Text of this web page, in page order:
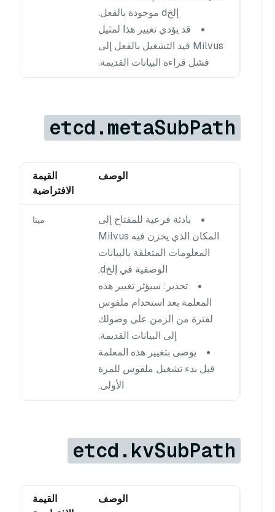
إلخd موجودة بالفعل.
قد يؤدي تغيير هذا لمثيل
Milvus قيد التشغيل بالفعل إلى
فشل قراءة البيانات القديمة.
etcd.metaSubPath
الوصف
القيمة
الافتراضية
بادئة فرعية للمفتاح إلى
المكان الذي يخزن فيه Milvus
المعلومات المتعلقة بالبيانات
الوصفية في إلخd.
تحذير: سيؤثر تغيير هذه
المعلمة بعد استخدام ملفوس
لفترة من الزمن على وصولك
إلى البيانات القديمة.
يوصى بتغيير هذه المعلمة
قبل بدء تشغيل ملفوس للمرة
الأولى.
ميتا
etcd.kvSubPath
الوصف
القيمة